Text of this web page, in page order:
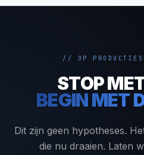
// OP
STOP
BEGIN MET
Dit zijn geen hypotheses.
die nu draaien. Laten